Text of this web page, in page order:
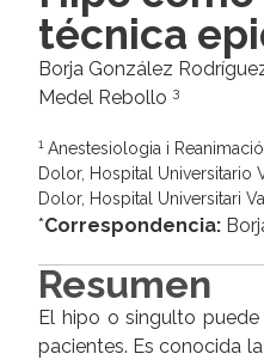
técnica
Borja González
Medel Rebollo 3
1Anestesiologia i
Dolor, Hospital Universitario
Dolor, Hospital Universitari
*Correspondencia:
Resumen
El hipo o singulto
pacientes. Es conocida